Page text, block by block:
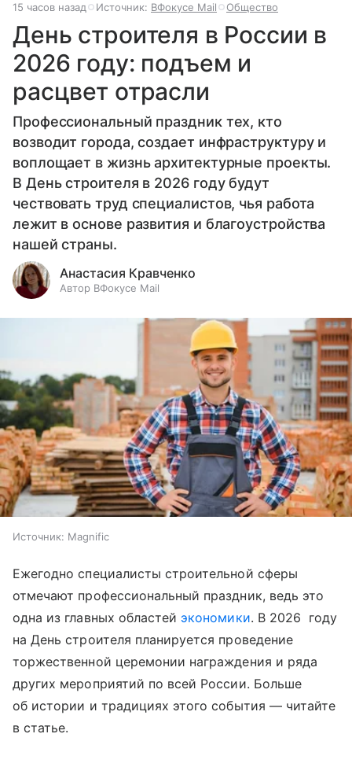
15 часов назад Источник: ВФокусе Mail Общество
День строителя в России в
2026 году: подъем и
расцвет отрасли
Профессиональный праздник тех, кто
возводит города, создает инфраструктуру и
воплощает в жизнь архитектурные проекты.
В День строителя в 2026 году будут
чествовать труд специалистов, чья работа
лежит в основе развития и благоустройства
нашей страны.
Анастасия Кравченко
Автор ВФокусе Mail
Источник: Magnific
Ежегодно специалисты строительной сферы
отмечают профессиональный праздник, ведь это
одна из главных областей экономики. В 2026 году
на День строителя планируется проведение
торжественной церемонии награждения и ряда
других мероприятий по всей России. Больше
об истории и традициях этого события — читайте
в статье.